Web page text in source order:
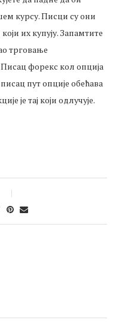
курсу. Писци су они
их купују. Запамтите
трговање
форекс кол опција
пут опције обећава
је тај који одлучује.